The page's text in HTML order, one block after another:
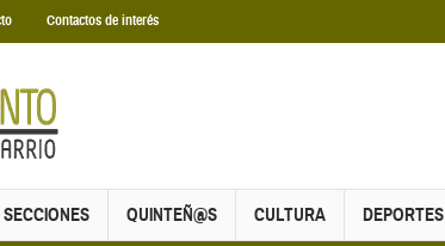
Contactos de interés
SECCIONES QUINTEÑ@S CULTURA DEPORTES